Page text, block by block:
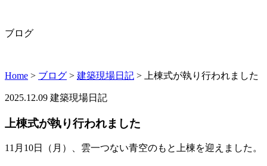
ブログ
Home > ブログ > 建築現場日記 > 上棟式が執り行われました
2025.12.09 建築現場日記
上棟式が執り行われました
11月10日（月）、雲一つない青空のもと上棟を迎えました。